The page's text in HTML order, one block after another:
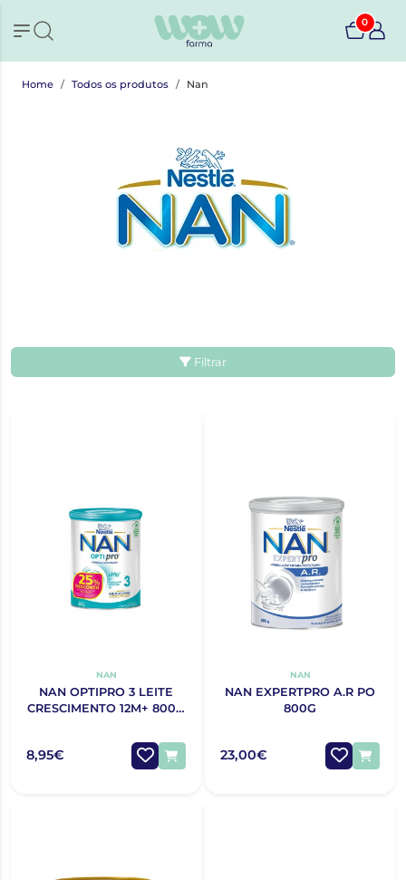
0
Home Todos os produtos Nan
Filtrar
NAN
NAN OPTIPRO 3 LEITE
CRESCIMENTO 12M+ 800G
8,95€
NAN
NAN EXPERTPRO A.R PO
800G
23,00€